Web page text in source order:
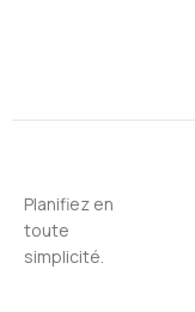
Planifiez en
toute
simplicité.